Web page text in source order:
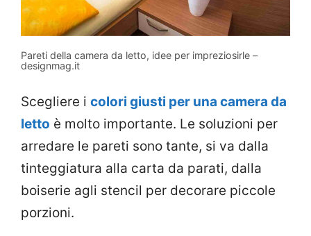
Pareti della camera da letto, idee per impreziosirle –
designmag.it
Scegliere i colori giusti per una camera da
letto è molto importante. Le soluzioni per
arredare le pareti sono tante, si va dalla
tinteggiatura alla carta da parati, dalla
boiserie agli stencil per decorare piccole
porzioni.